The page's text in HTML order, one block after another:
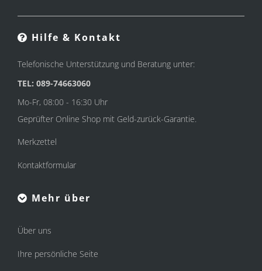
Hilfe & Kontakt
Telefonische Unterstützung und Beratung unter:
TEL: 089-74663060
Mo-Fr, 08:00 - 16:30 Uhr
Geprüfter Online Shop mit Geld-zurück-Garantie.
Merkzettel
Kontaktformular
Mehr über
Über uns
Ihre persönliche Seite